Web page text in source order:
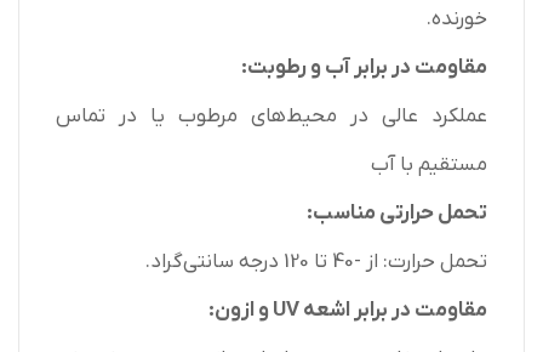
خورنده.
مقاومت در برابر آب و رطوبت:
عملکرد عالی در محیط‌های مرطوب یا در تماس
مستقیم با آب
تحمل حرارتی مناسب:
تحمل حرارت: از -40 تا 120 درجه سانتی‌گراد.
مقاومت در برابر اشعه UV و ازون: